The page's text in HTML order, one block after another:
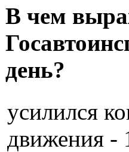
В чем
день?
усилился
движения -